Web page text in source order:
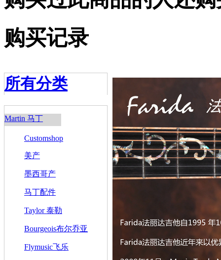
购买记录
所有分类
Martin 马丁
Customshop
美产
墨西哥产
马丁配件
Taylor 泰勒
Bourgeois布尔乔亚
Flymusic飞乐